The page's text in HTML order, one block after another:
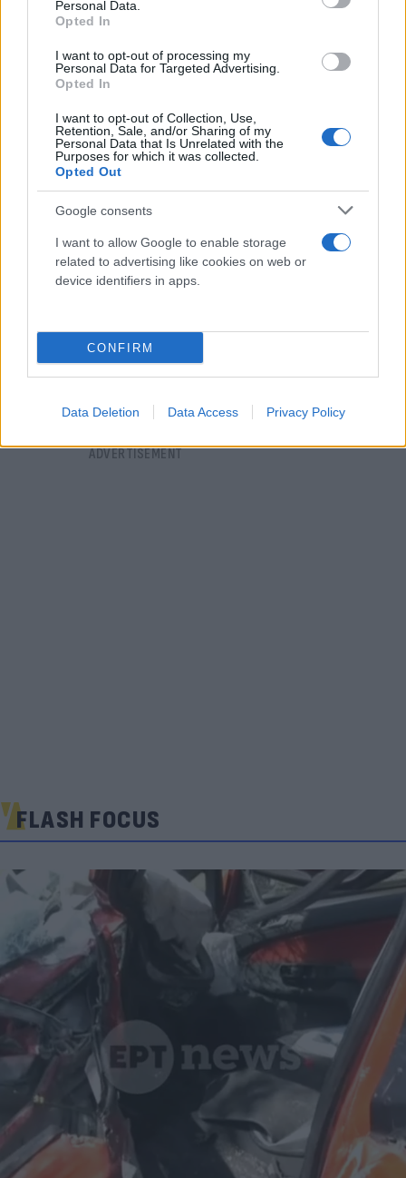
Personal Data.
Opted In
I want to opt-out of processing my
Personal Data for Targeted Advertising.
Opted In
I want to opt-out of Collection, Use,
Retention, Sale, and/or Sharing of my
Personal Data that Is Unrelated with the
Purposes for which it was collected.
Opted Out
Google consents
I want to allow Google to enable storage
related to advertising like cookies on web or
device identifiers in apps.
CONFIRM
Data Deletion Data Access Privacy Policy
προαναγγελθέντος «θανάτου» με σφραγίδα Γιάννη
07.08.2026 ΧΡΊΣΛΑ ΓΕΩΡΓΑΚΟΠΟΎΛΟΥ
FLASH FOCUS